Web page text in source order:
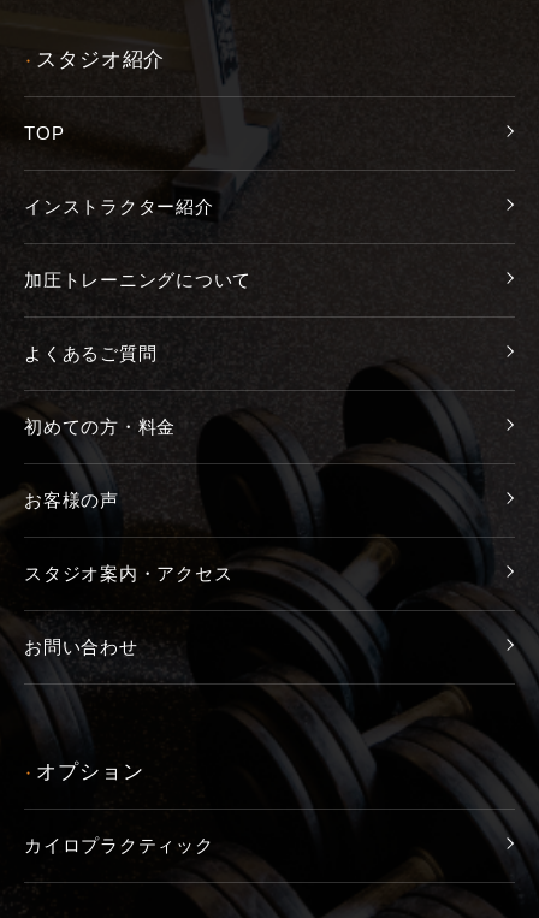
● スタジオ紹介
TOP
インストラクター紹介
加圧トレーニングについて
よくあるご質問
初めての方・料金
お客様の声
スタジオ案内・アクセス
お問い合わせ
● オプション
カイロプラクティック